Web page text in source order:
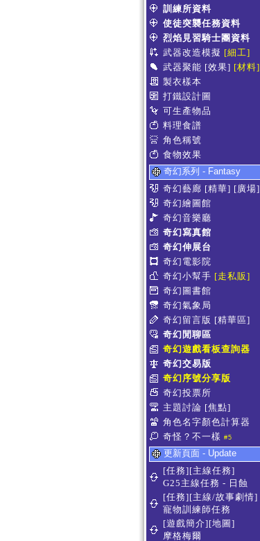
訓練所資料
使徒突襲任務資料
烈焰見習騎士團資料
武器改造模擬 [細工]
武器聚能 [效果] [材料]
製衣樣本
打鐵設計圖
可生產物品
料理食譜
角色稱號
食物效果
奇幻系列 - Fantasy
奇幻藝廊 [精華] [廣場]
奇幻繪圖館
奇幻音樂廳
奇幻寫真館
奇幻伸展台
奇幻電影院
奇幻小幫手 [走私販]
奇幻圖書館
奇幻氣象局
奇幻留言版 [精華區]
奇幻閒聊區
奇幻遊戲看板查詢器
奇幻交易版
奇幻序號分享版
奇幻投票所
主題討論 [焦點]
角色名字顏色計算器
奇怪？不一樣 #5
更新頁面 - Update
[任務][主線任務]
G25主線任務 - 日蝕
[任務][主線/故事劇情]
寵物訓練師任務
[遊戲簡介][地圖]
摩格梅爾